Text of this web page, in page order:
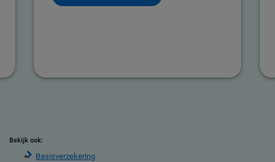
Bekijk ook:
Basisverzekering